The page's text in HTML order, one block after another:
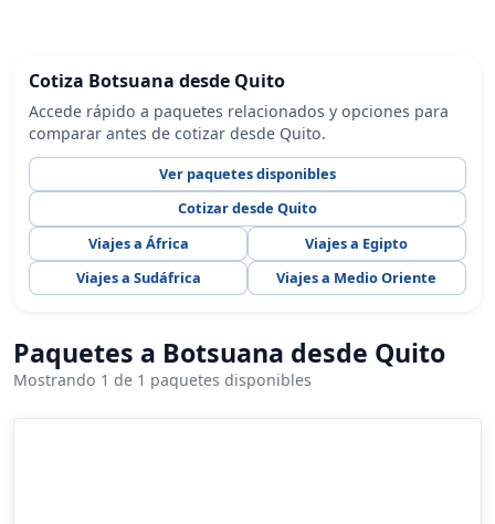
Cotiza Botsuana desde Quito
Accede rápido a paquetes relacionados y opciones para
comparar antes de cotizar desde Quito.
Ver paquetes disponibles
Cotizar desde Quito
Viajes a África
Viajes a Egipto
Viajes a Sudáfrica
Viajes a Medio Oriente
Paquetes a Botsuana desde Quito
Mostrando 1 de 1 paquetes disponibles